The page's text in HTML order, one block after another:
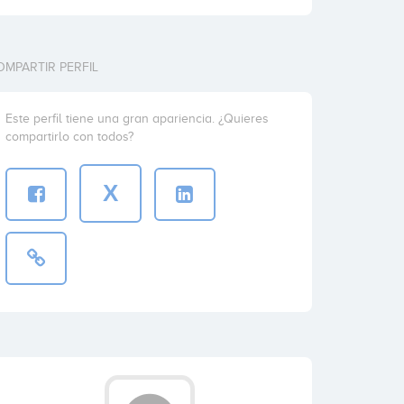
PERFIL
Este perfil tiene una gran apariencia. ¿Quieres
compartirlo con todos?
X